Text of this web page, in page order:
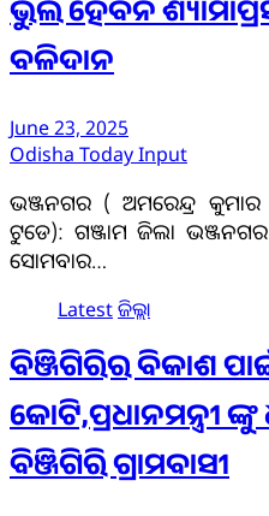
ଭୁଲି ହେବନି
ବଳିଦାନ
June 23, 2025
Odisha Today Input
ଭଞ୍ଜନଗର ( ଅମରେନ୍ଦ୍ର କୁମାର
ଟୁଡେ): ଗଞ୍ଜାମ ଜିଲା
ସୋମବାର…
Latestଜିଲ୍ଲା
ବିଞ୍ଜିଗିରିର ବିକାଶ
କୋଟି,ପ୍ରଧାନମନ୍ତ୍ରୀ
ବିଞ୍ଜିଗିରି ଗ୍ରାମବାସୀ